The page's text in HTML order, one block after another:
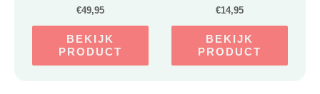
€49,95
BEKIJK
PRODUCT
€14,95
BEKIJK
PRODUCT